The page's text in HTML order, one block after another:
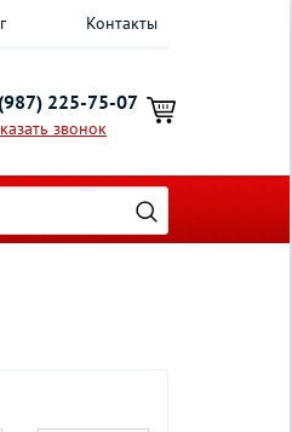
Контакты
225-75-07
звонок